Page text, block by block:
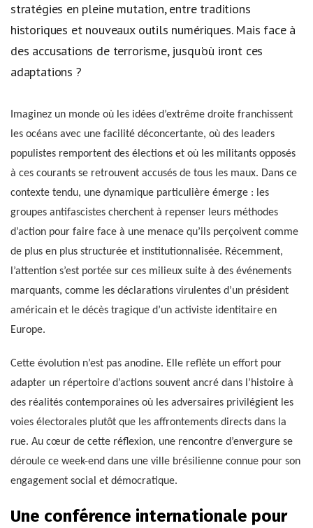
stratégies en pleine mutation, entre traditions
historiques et nouveaux outils numériques. Mais face à
des accusations de terrorisme, jusqu'où iront ces
adaptations ?
Imaginez un monde où les idées d’extrême droite franchissent
les océans avec une facilité déconcertante, où des leaders
populistes remportent des élections et où les militants opposés
à ces courants se retrouvent accusés de tous les maux. Dans ce
contexte tendu, une dynamique particulière émerge : les
groupes antifascistes cherchent à repenser leurs méthodes
d’action pour faire face à une menace qu’ils perçoivent comme
de plus en plus structurée et institutionnalisée. Récemment,
l’attention s’est portée sur ces milieux suite à des événements
marquants, comme les déclarations virulentes d’un président
américain et le décès tragique d’un activiste identitaire en
Europe.
Cette évolution n’est pas anodine. Elle reflète un effort pour
adapter un répertoire d’actions souvent ancré dans l’histoire à
des réalités contemporaines où les adversaires privilégient les
voies électorales plutôt que les affrontements directs dans la
rue. Au cœur de cette réflexion, une rencontre d’envergure se
déroule ce week-end dans une ville brésilienne connue pour son
engagement social et démocratique.
Une conférence internationale pour